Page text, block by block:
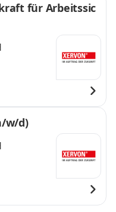
für Arbeitssic
w/d)